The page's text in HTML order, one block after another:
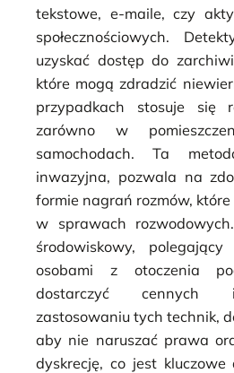
tekstowe, e-maile, czy
społecznościowych.
uzyskać dostęp do
które mogą zdradzić
przypadkach stosuje się
zarówno w
samochodach. Ta
inwazyjna, pozwala na
formie nagrań rozmów,
w sprawach
środowiskowy,
osobami z otoczenia
dostarczyć cennych
zastosowaniu tych technik,
aby nie naruszać prawa
dyskrecję, co jest kluczowe